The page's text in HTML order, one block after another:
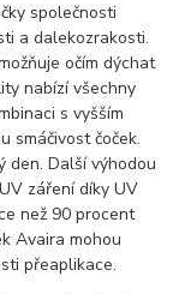
společnosti
a dalekozrakosti.
očím dýchat
nabízí všechny
s vyšším
smáčivost čoček.
den. Další výhodou
záření díky UV
než 90 procent
Avaira mohou
přeaplikace.